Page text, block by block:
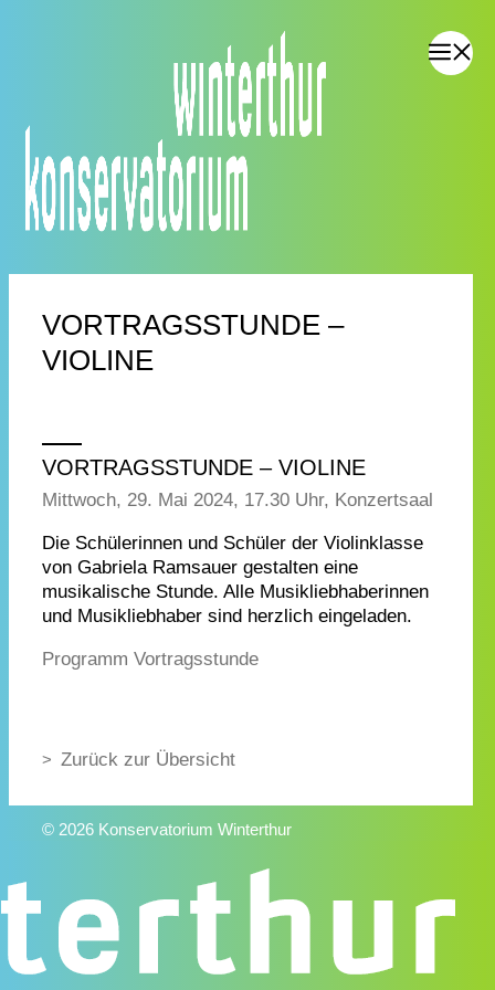
VORTRAGSSTUNDE –
VIOLINE
VORTRAGSSTUNDE – VIOLINE
Mittwoch, 29. Mai 2024, 17.30 Uhr, Konzertsaal
Die Schülerinnen und Schüler der Violinklasse
von Gabriela Ramsauer gestalten eine
musikalische Stunde. Alle Musikliebhaberinnen
und Musikliebhaber sind herzlich eingeladen.
Programm Vortragsstunde
Zurück zur Übersicht
© 2026 Konservatorium Winterthur